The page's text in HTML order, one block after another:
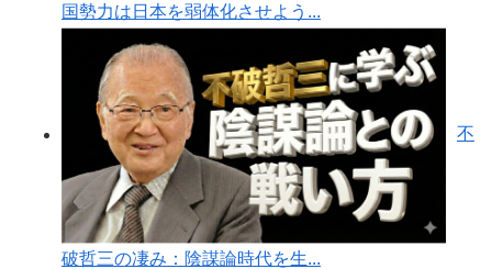
国勢力は日本を弱体化させよう...
不
破哲三の凄み：陰謀論時代を生...